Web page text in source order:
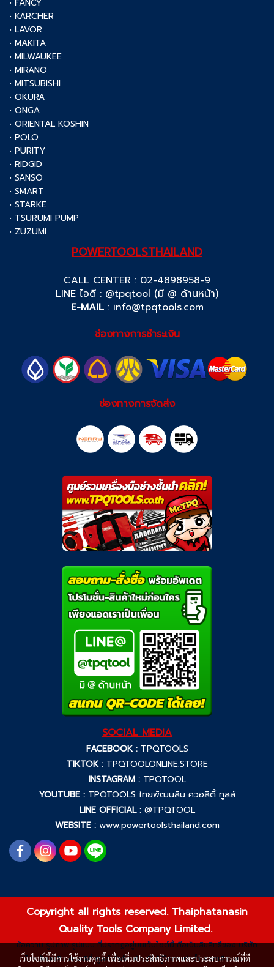
• FANCY
• KARCHER
• LAVOR
• MAKITA
• MILWAUKEE
• MIRANO
• MITSUBISHI
• OKURA
• ONGA
• ORIENTAL KOSHIN
• POLO
• PURITY
• RIDGID
• SANSO
• SMART
• STARKE
• TSURUMI PUMP
• ZUZUMI
POWERTOOLSTHAILAND
CALL CENTER : 02-4898958-9
LINE ไอดี : @tpqtool (มี @ ด้านหน้า)
E-MAIL: info@tpqtools.com
ช่องทางการชำระเงิน
ช่องทางการจัดส่ง
SOCIAL MEDIA
FACEBOOK : TPQTOOLS
TIKTOK : TPQTOOLONLINE.STORE
INSTAGRAM : TPQTOOL
YOUTUBE : TPQTOOLS ไทยพัฒนสิน ควอลิตี้ ทูลส์
LINE OFFICIAL : @TPQTOOL
WEBSITE : www.powertoolsthailand.com
Copyright all rights reserved. Thaiphatanasin
Quality Tools Company Limited.
ข้อความ รูปภาพ รูปแบบ ที่ปรากฏอยู่บนเว็บไซต์นี้ ถือเป็นลิขสิทธิ์ของ บริษัท
ไทยพัฒนสิน ควอลิตี้ ทูลส์ จำกัด ห้ามมิให้ผู้ใดกระทำซ้ำ ลอกเลียนแบบ
เว็บไซต์นี้มีการใช้งานคุกกี้ เพื่อเพิ่มประสิทธิภาพและประสบการณ์ที่ดี